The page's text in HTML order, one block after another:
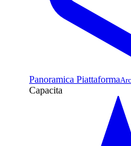
Panoramica Piattaforma
Capacita